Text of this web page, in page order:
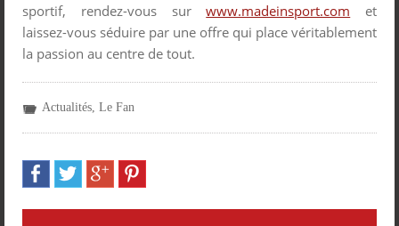
sportif, rendez-vous surwww.madeinsport.com et
laissez-vous séduire par une offre qui place véritablement
la passion au centre de tout.
Actualités, Le Fan